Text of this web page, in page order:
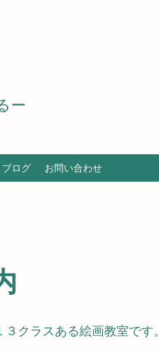
ー
ブログ お問い合わせ
クラスある絵画教室です。